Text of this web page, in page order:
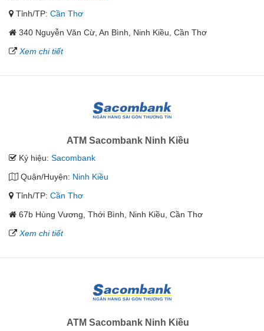
Tỉnh/TP: Cần Thơ
340 Nguyễn Văn Cừ, An Bình, Ninh Kiều, Cần Thơ
Xem chi tiết
ATM Sacombank Ninh Kiều
Ký hiệu: Sacombank
Quận/Huyện: Ninh Kiều
Tỉnh/TP: Cần Thơ
67b Hùng Vương, Thới Bình, Ninh Kiều, Cần Thơ
Xem chi tiết
ATM Sacombank Ninh Kiều